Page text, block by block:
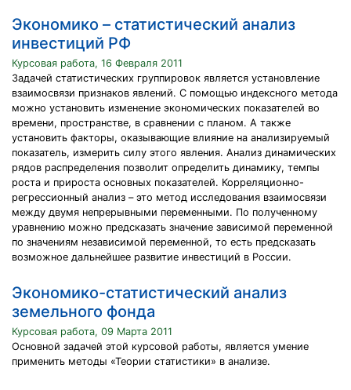
Экономико – статистический анализ
инвестиций РФ
Курсовая работа, 16 Февраля 2011
Задачей статистических группировок является установление
взаимосвязи признаков явлений. С помощью индексного метода
можно установить изменение экономических показателей во
времени, пространстве, в сравнении с планом. А также
установить факторы, оказывающие влияние на анализируемый
показатель, измерить силу этого явления. Анализ динамических
рядов распределения позволит определить динамику, темпы
роста и прироста основных показателей. Корреляционно-
регрессионный анализ – это метод исследования взаимосвязи
между двумя непрерывными переменными. По полученному
уравнению можно предсказать значение зависимой переменной
по значениям независимой переменной, то есть предсказать
возможное дальнейшее развитие инвестиций в России.
Экономико-статистический анализ
земельного фонда
Курсовая работа, 09 Марта 2011
Основной задачей этой курсовой работы, является умение
применить методы «Теории статистики» в анализе.